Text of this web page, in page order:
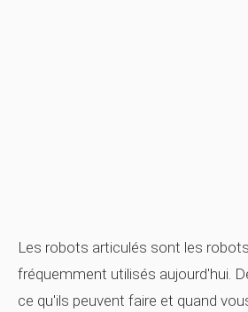
Les robots articulés sont les
fréquemment utilisés aujourd'hui.
ce qu'ils peuvent faire et quand